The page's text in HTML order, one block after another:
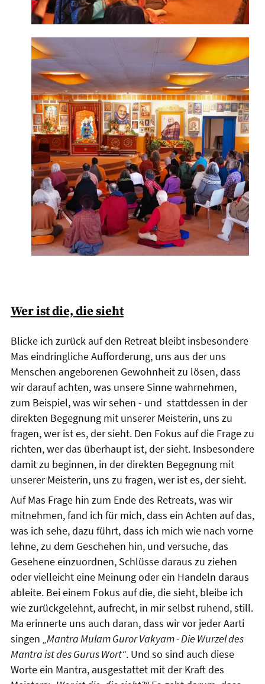
Wer ist die, die sieht
Blicke ich zurück auf den Retreat bleibt insbesondere
Mas eindringliche Aufforderung, uns aus der uns
Menschen angeborenen Gewohnheit zu lösen, dass
wir darauf achten, was unsere Sinne wahrnehmen,
zum Beispiel, was wir sehen - und stattdessen in der
direkten Begegnung mit unserer Meisterin, uns zu
fragen, wer ist es, der sieht. Den Fokus auf die Frage zu
richten, wer das überhaupt ist, der sieht. Insbesondere
damit zu beginnen, in der direkten Begegnung mit
unserer Meisterin, uns zu fragen, wer ist es, der sieht.
Auf Mas Frage hin zum Ende des Retreats, was wir
mitnehmen, fand ich für mich, dass ein Achten auf das,
was ich sehe, dazu führt, dass ich mich wie nach vorne
lehne, zu dem Geschehen hin, und versuche, das
Gesehene einzuordnen, Schlüsse daraus zu ziehen
oder vielleicht eine Meinung oder ein Handeln daraus
ableite. Bei einem Fokus auf die, die sieht, bleibe ich
wie zurückgelehnt, aufrecht, in mir selbst ruhend, still.
Ma erinnerte uns auch daran, dass wir vor jeder Aarti
singen „Mantra Mulam Guror Vakyam - Die Wurzel des
Mantra ist des Gurus Wort“. Und so sind auch diese
Worte ein Mantra, ausgestattet mit der Kraft des